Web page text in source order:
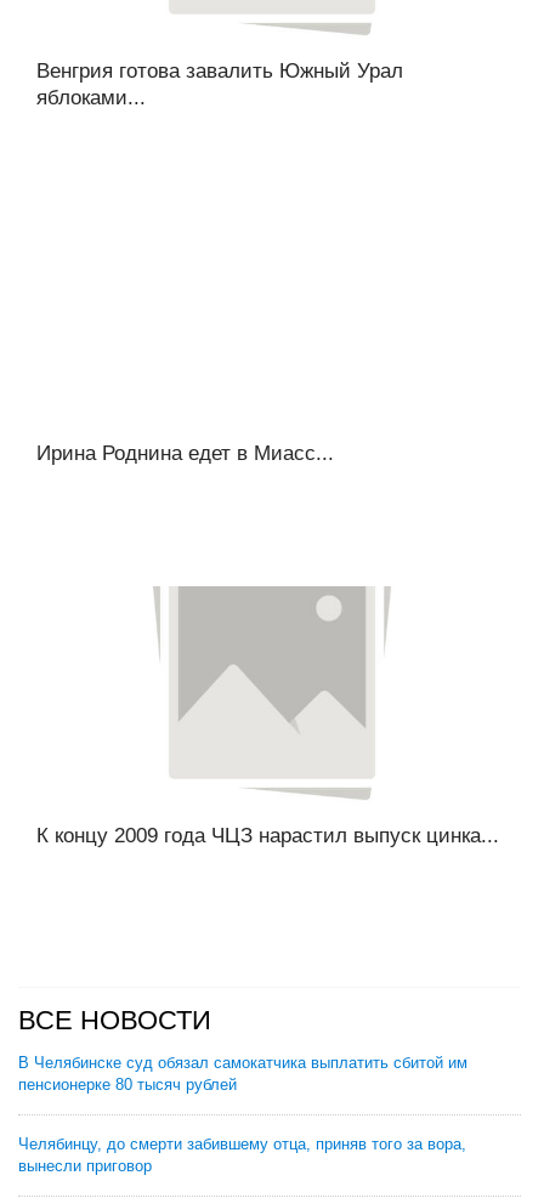
Венгрия готова завалить Южный Урал
яблоками...
Ирина Роднина едет в Миасс...
К концу 2009 года ЧЦЗ нарастил выпуск цинка...
ВСЕ НОВОСТИ
В Челябинске суд обязал самокатчика выплатить сбитой им
пенсионерке 80 тысяч рублей
Челябинцу, до смерти забившему отца, приняв того за вора,
вынесли приговор